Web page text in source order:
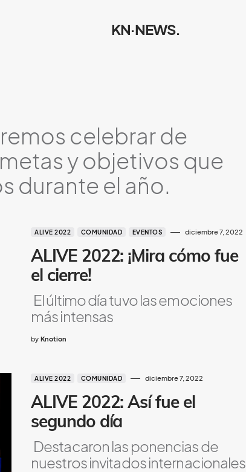
KN·NEWS.
celebrar de
y objetivos que
durante el año.
ALIVE 2022 COMUNIDAD EVENTOS diciembre 7, 2022
ALIVE 2022: ¡Mira cómo fue
el cierre!
El último día tuvo las emociones
más intensas
by Knotion
ALIVE 2022 COMUNIDAD diciembre 7, 2022
ALIVE 2022: Así fue el
segundo día
Destacaron las ponencias de
nuestros invitados internacionales